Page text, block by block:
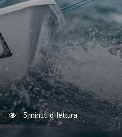
5 minuti di lettura